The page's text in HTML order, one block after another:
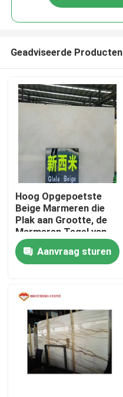
Producten
Over ons
Geadviseerde Producten
Hoog Opgepoetste
Beige Marmeren die
Plak aan Grootte, de
Marmeren Tegel van
Crema wordt
gesneden Marfil
Aanvraag sturen